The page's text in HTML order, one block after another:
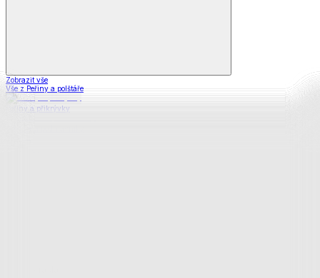
Zobrazit vše
Vše z Peřiny a polštáře
Peřiny a přikrývky